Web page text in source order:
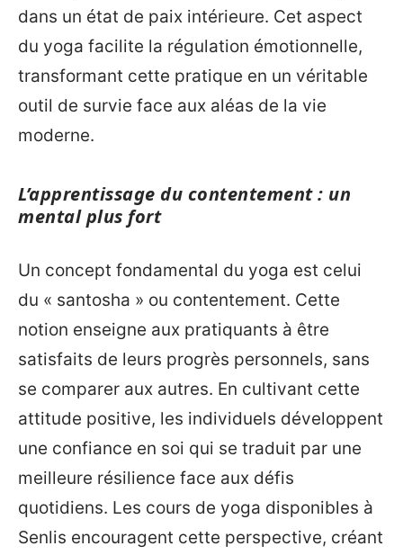
dans un état de paix intérieure. Cet aspect
du yoga facilite la régulation émotionnelle,
transformant cette pratique en un véritable
outil de survie face aux aléas de la vie
moderne.
L’apprentissage du contentement : un
mental plus fort
Un concept fondamental du yoga est celui
du « santosha » ou contentement. Cette
notion enseigne aux pratiquants à être
satisfaits de leurs progrès personnels, sans
se comparer aux autres. En cultivant cette
attitude positive, les individuels développent
une confiance en soi qui se traduit par une
meilleure résilience face aux défis
quotidiens. Les cours de yoga disponibles à
Senlis encouragent cette perspective, créant